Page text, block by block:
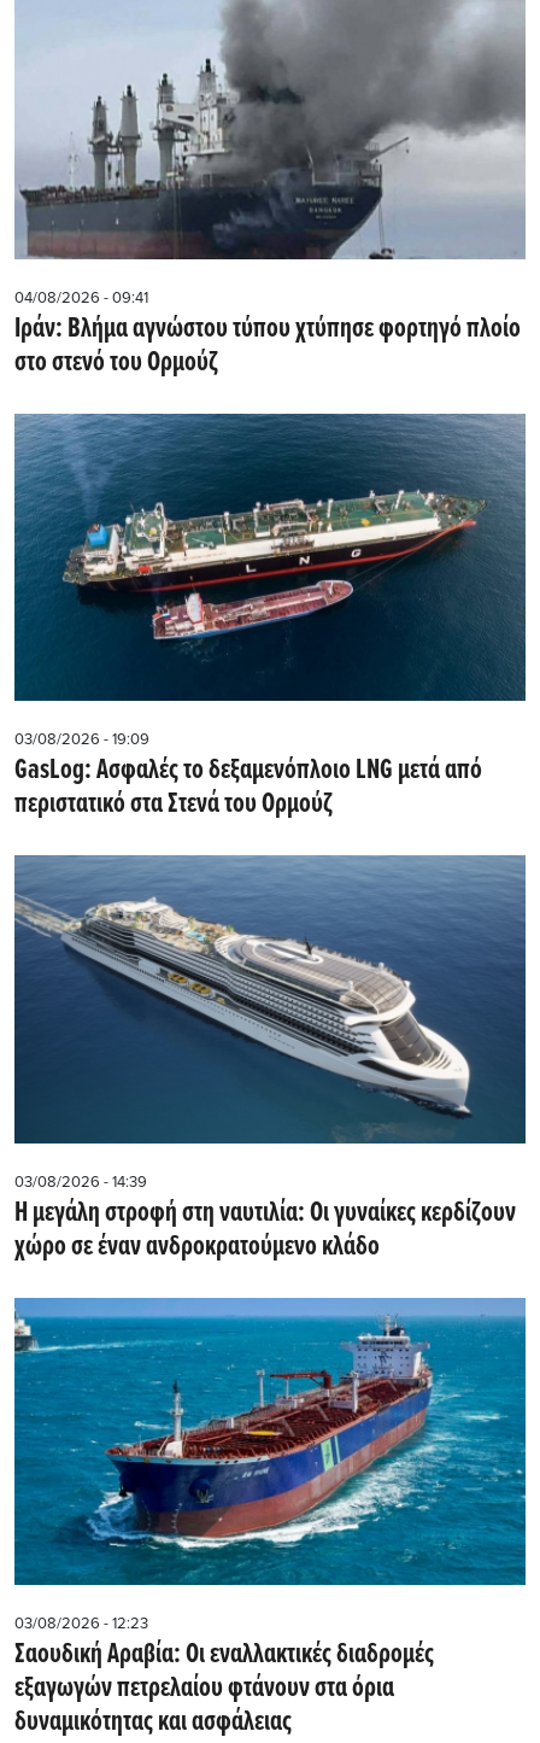
04/08/2026 - 09:41
Ιράν: Βλήμα αγνώστου τύπου χτύπησε φορτηγό πλοίο
στο στενό του Ορμούζ
03/08/2026 - 19:09
GasLog: Ασφαλές το δεξαμενόπλοιο LNG μετά από
περιστατικό στα Στενά του Ορμούζ
03/08/2026 - 14:39
Η μεγάλη στροφή στη ναυτιλία: Οι γυναίκες κερδίζουν
χώρο σε έναν ανδροκρατούμενο κλάδο
03/08/2026 - 12:23
Σαουδική Αραβία: Οι εναλλακτικές διαδρομές
εξαγωγών πετρελαίου φτάνουν στα όρια
δυναμικότητας και ασφάλειας